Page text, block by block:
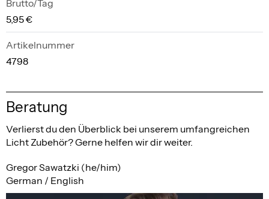
Brutto/Tag
5,95 €
Artikelnummer
4798
Beratung
Verlierst du den Überblick bei unserem umfangreichen
Licht Zubehör? Gerne helfen wir dir weiter.
Gregor Sawatzki (he/him)
German / English